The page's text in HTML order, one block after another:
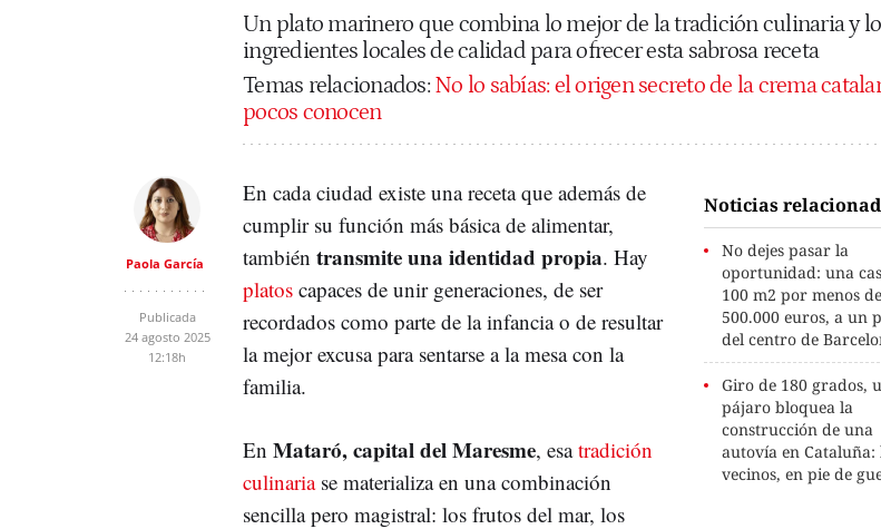
Un plato marinero que combina lo mejor de la tradición culinaria y
ingredientes locales de calidad para ofrecer esta sabrosa receta
Temas relacionados: No lo sabías: el origen secreto de la crema
pocos conocen
Paola García
Publicada
24 agosto 2025
12:18h
Noticias
No dejes pasar la
oportunidad: una
100 m2 por menos de
500.000 euros, a un
del centro de
Giro de 180 grados,
pájaro bloquea la
construcción de una
autovía en Cataluña:
vecinos, en pie de
En cada ciudad existe una receta que además de
cumplir su función más básica de alimentar,
también transmite una identidad propia. Hay
platos capaces de unir generaciones, de ser
recordados como parte de la infancia o de resultar
la mejor excusa para sentarse a la mesa con la
familia.
En Mataró, capital del Maresme, esatradición
culinariase materializa en una combinación
sencilla pero magistral: los frutos del mar, los